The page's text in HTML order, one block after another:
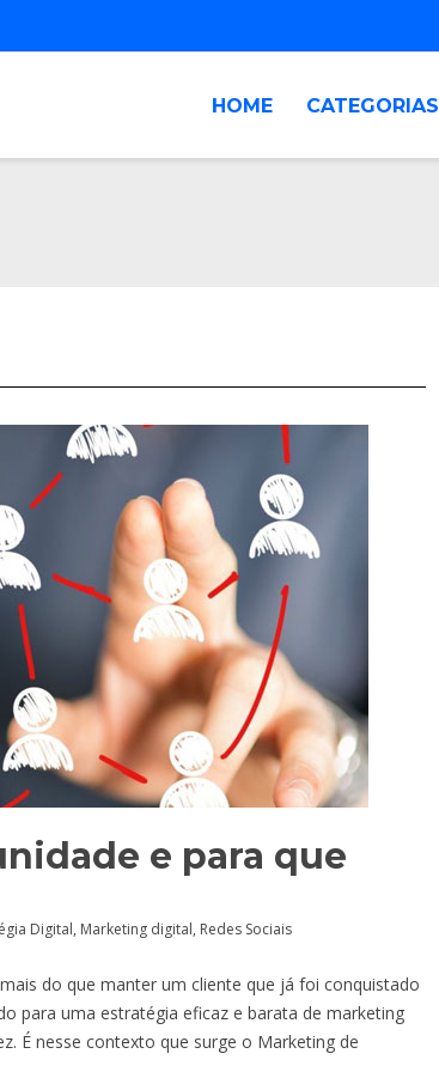
HOME CATEGORIAS
e para que
Digital, Marketing digital, Redes Sociais
do que manter um cliente que já foi conquistado
para uma estratégia eficaz e barata de marketing
É nesse contexto que surge o Marketing de